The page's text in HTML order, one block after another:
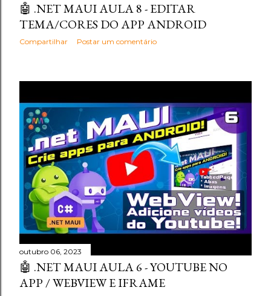
🤖 .NET MAUI AULA 8 - EDITAR
TEMA/CORES DO APP ANDROID
Compartilhar Postar um comentário
outubro 06, 2023
🤖 .NET MAUI AULA 6 - YOUTUBE NO
APP / WEBVIEW E IFRAME